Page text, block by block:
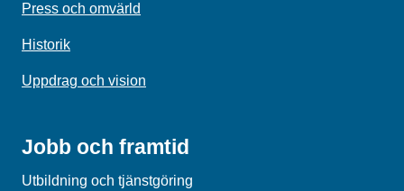
Press och omvärld
Historik
Uppdrag och vision
Jobb och framtid
Utbildning och tjänstgöring